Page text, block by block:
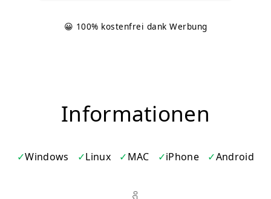
😀 100% kostenfrei dank Werbung
Informationen
Windows Linux MAC iPhone Android